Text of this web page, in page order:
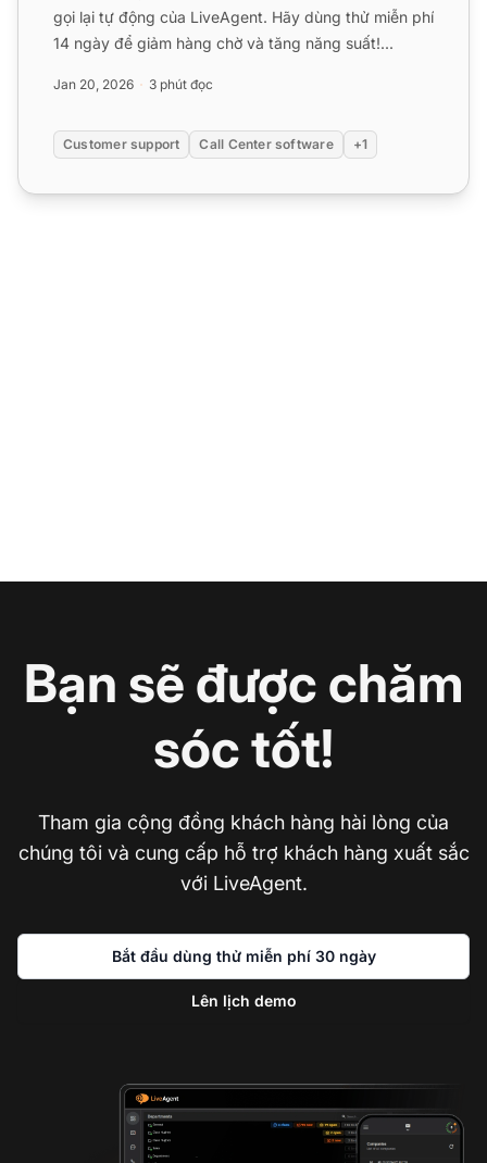
gọi lại tự động của LiveAgent. Hãy dùng thử miễn phí
14 ngày để giảm hàng chờ và tăng năng suất!...
Jan 20, 2026 3 phút đọc
Customer support Call Center software +1
Bạn sẽ được chăm
sóc tốt!
Tham gia cộng đồng khách hàng hài lòng của
chúng tôi và cung cấp hỗ trợ khách hàng xuất sắc
với LiveAgent.
Bắt đầu dùng thử miễn phí 30 ngày
Lên lịch demo